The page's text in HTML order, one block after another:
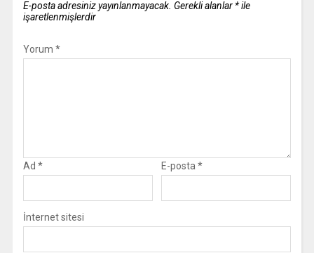
E-posta adresiniz yayınlanmayacak. Gerekli alanlar *ile
işaretlenmişlerdir
Yorum *
Ad * E-posta *
İnternet sitesi